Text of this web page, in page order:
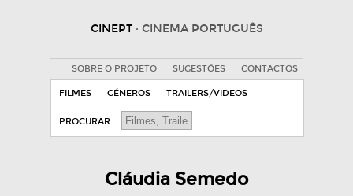
CINEPT · CINEMA PORTUGUÊS
SOBRE O PROJETO SUGESTÕES CONTACTOS
FILMES GÉNEROS TRAILERS/VIDEOS
PROCURAR
Cláudia Semedo